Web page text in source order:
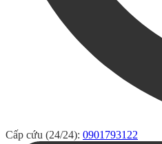
Cấp cứu (24/24): 0901793122